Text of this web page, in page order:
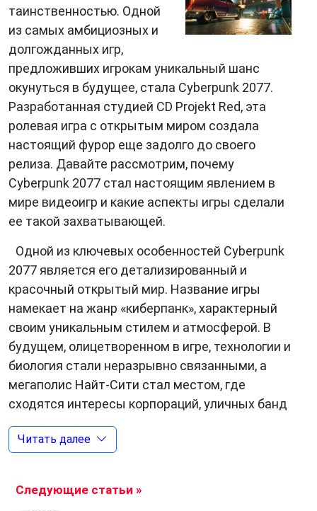
таинственностью. Одной
из самых амбициозных и
долгожданных игр,
предложивших игрокам уникальный шанс
окунуться в будущее, стала Cyberpunk 2077.
Разработанная студией CD Projekt Red, эта
ролевая игра с открытым миром создала
настоящий фурор еще задолго до своего
релиза. Давайте рассмотрим, почему
Cyberpunk 2077 стал настоящим явлением в
мире видеоигр и какие аспекты игры сделали
ее такой захватывающей.
Одной из ключевых особенностей Cyberpunk
2077 является его детализированный и
красочный открытый мир. Название игры
намекает на жанр «киберпанк», характерный
своим уникальным стилем и атмосферой. В
будущем, олицетворенном в игре, технологии и
биология стали неразрывно связанными, а
мегаполис Найт-Сити стал местом, где
сходятся интересы корпораций, уличных банд
и тех, кто ищет свою удачу.
Главный герой игры — «гражданин» по имени
характер героя, что придает игре
Читать далее
Следующие статьи »